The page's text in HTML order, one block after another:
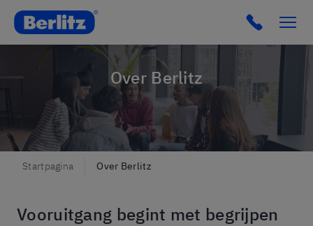
Berlitz Belgium Click to
Over Berlitz
Startpagina Over Berlitz
Vooruitgang begint met begrijpen